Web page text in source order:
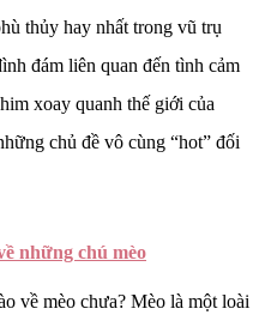
thủy hay nhất trong vũ trụ
đám liên quan đến tình cảm
xoay quanh thế giới của
chủ đề vô cùng “hot” đối
những chú mèo
về mèo chưa? Mèo là một loài